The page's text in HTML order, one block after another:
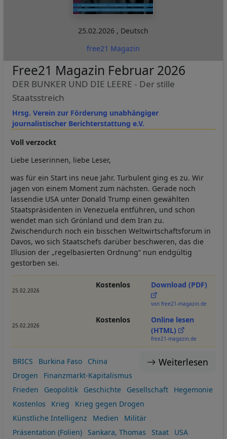
25.02.2026 , Deutsch
free21 Magazin
Hrsg. Verein zur Förderung unabhängiger
journalistischer Berichterstattung e.V.
Free21 Magazin Februar 2026
DER BUNKER UND DIE LEERE - Der stille
Staatsstreich
Voll verzockt
Liebe Leserinnen, liebe Leser,
was für ein Start ins neue Jahr. Turbulent ging es zu. Wir
jagen von einem Moment zum nächsten. Gerade noch
lassendie USA unter Donald Trump einen gewählten
Staatspräsidenten in Venezuela entführen, und schon
wendet man sich Grönland und dem Iran zu.
Zwischendurch noch ein bisschen Weltwirtschaftsforum in
Davos, wo sich Staatschefs darüber beschweren, das die
Illusion der „regelbasierten Ordnung“ nun endgültig
gestorben sei.
25.02.2026
Kostenlos Download (PDF)
von free21-magazin.de
25.02.2026
Kostenlos
Online lesen
(HTML)
free21-magazin.de
Weiterlesen
BRICS Burkina Faso
China
Drogen
Finanzmarkt-Kapitalismus
Frieden
Geopolitik Geschichte Gesellschaft
Hegemonie
Kostenlos
Krieg
Krieg gegen Drogen
Künstliche Intelligenz
Medien
Militär
Präsentation (Folien)
Sankara, Thomas Staat USA